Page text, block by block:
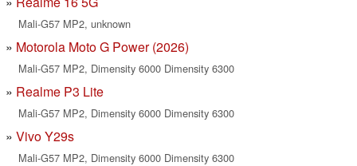
Mali-G57 MP2, unknown
Motorola Moto G Power (2026)
Mali-G57 MP2, Dimensity 6000 Dimensity 6300
Realme P3 Lite
Mali-G57 MP2, Dimensity 6000 Dimensity 6300
Vivo Y29s
Mali-G57 MP2, Dimensity 6000 Dimensity 6300